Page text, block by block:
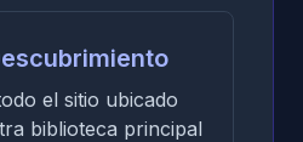
el sitio ubicado
biblioteca principal